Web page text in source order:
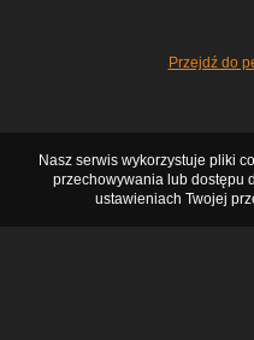
Przejdź do
Nasz serwis wykorzystuje pliki
przechowywania lub dostępu
ustawieniach Twojej